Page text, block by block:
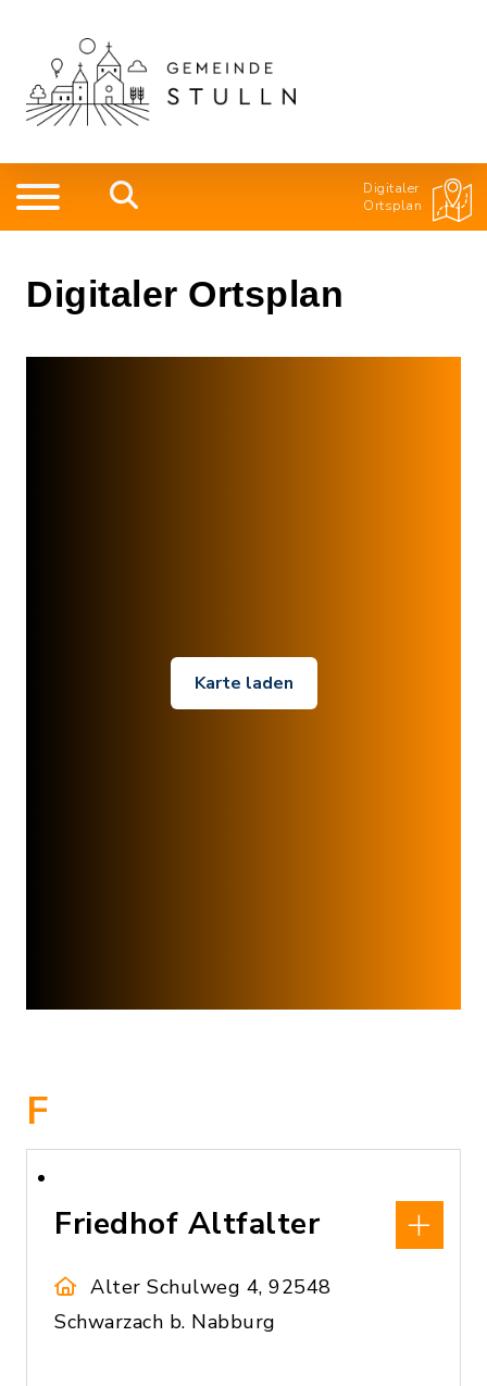
Digitaler
Ortsplan
Digitaler Ortsplan
Karte laden
F
Friedhof Altfalter
Alter Schulweg 4, 92548
Schwarzach b. Nabburg